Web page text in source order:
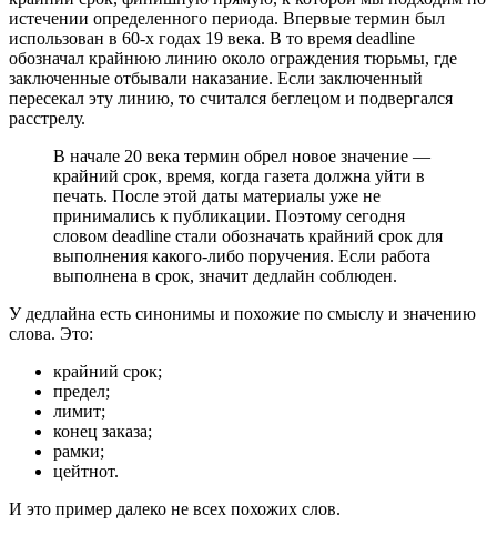
истечении определенного периода. Впервые термин был
использован в 60-х годах 19 века. В то время deadline
обозначал крайнюю линию около ограждения тюрьмы, где
заключенные отбывали наказание. Если заключенный
пересекал эту линию, то считался беглецом и подвергался
расстрелу.
В начале 20 века термин обрел новое значение —
крайний срок, время, когда газета должна уйти в
печать. После этой даты материалы уже не
принимались к публикации. Поэтому сегодня
словом deadline стали обозначать крайний срок для
выполнения какого-либо поручения. Если работа
выполнена в срок, значит дедлайн соблюден.
У дедлайна есть синонимы и похожие по смыслу и значению
слова. Это:
крайний срок;
предел;
лимит;
конец заказа;
рамки;
цейтнот.
И это пример далеко не всех похожих слов.